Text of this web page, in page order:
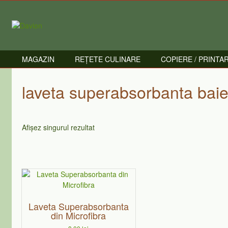
content
MAGAZIN REȚETE CULINARE COPIERE /
laveta superabsorbanta baie
Afișez singurul rezultat
Laveta Superabsorbanta
din Microfibra